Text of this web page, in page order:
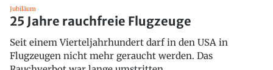
Jubiläum
25 Jahre rauchfreie Flugzeuge
Seit einem Vierteljahrhundert darf in den USA in
Flugzeugen nicht mehr geraucht werden. Das